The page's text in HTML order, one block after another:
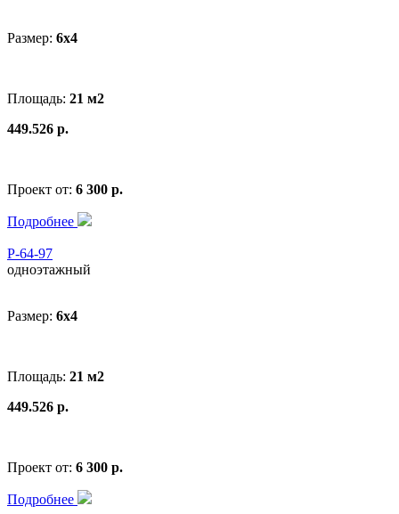
Размер: 6x4
Площадь: 21 м2
449.526 р.
Проект от: 6 300 р.
Подробнее
Р-64-97
одноэтажный
Размер: 6x4
Площадь: 21 м2
449.526 р.
Проект от: 6 300 р.
Подробнее